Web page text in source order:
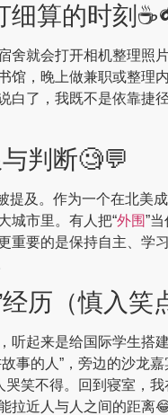
细算的时刻
就会打开相机整理照
，晚上做兼职或整理
了，我既不是依靠捷
判断🧐💬
提及。作为一个在北美
城市里。有人把“外围”
要的是保持自主、学
历（慎入笑
听起来是给国际学生
的人”，旁边的沙龙
笑不得。回到寝室，
近人与人之间的距离